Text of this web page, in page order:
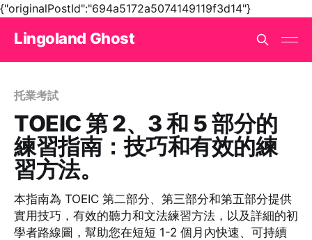
{"originalPostId":"694a5172a5074149119f3d14"}
Lingoland Ghost
托業考試
TOEIC 第 2、3 和 5 部分的
練習指南：技巧和有效的練
習方法。
本指南為 TOEIC 第二部分、第三部分和第五部分提供
實用技巧，有效的聽力和文法練習方法，以及詳細的初
學者路線圖，幫助您在短短 1-2 個月內快速、可持續